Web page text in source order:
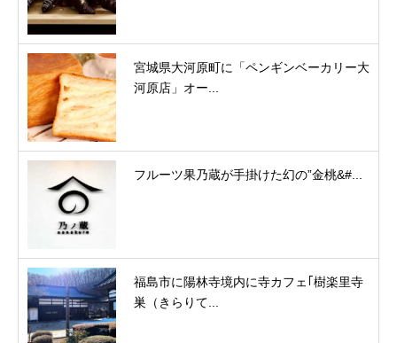
宮城県大河原町に「ペンギンベーカリー大
河原店」オー...
フルーツ果乃蔵が手掛けた幻の”金桃&#...
福島市に陽林寺境内に寺カフェ｢樹楽里寺
巣（きらりて...